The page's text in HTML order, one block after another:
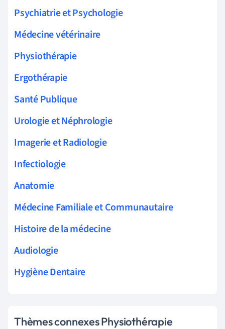
Psychiatrie et Psychologie
Médecine vétérinaire
Physiothérapie
Ergothérapie
Santé Publique
Urologie et Néphrologie
Imagerie et Radiologie
Infectiologie
Anatomie
Médecine Familiale et Communautaire
Histoire de la médecine
Audiologie
Hygiène Dentaire
Thèmes connexes Physiothérapie